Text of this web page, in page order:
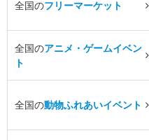
全国のフリーマーケット
全国のアニメ・ゲームイベン
ト
全国の動物ふれあいイベント